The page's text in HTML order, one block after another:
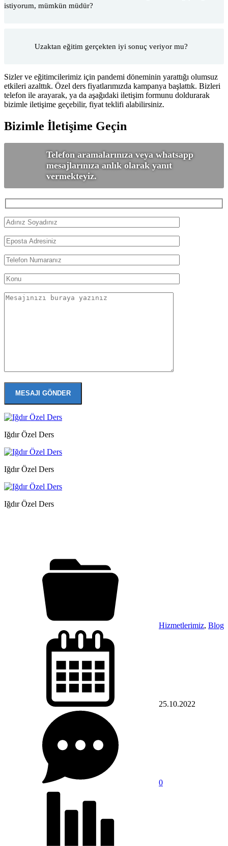
istiyorum, mümkün müdür?
Uzaktan eğitim gerçekten iyi sonuç veriyor mu?
Sizler ve eğitimcilerimiz için pandemi döneminin yarattığı olumsuz
etkileri azalttık. Özel ders fiyatlarımızda kampanya başlattık. Bizleri
telefon ile arayarak, ya da aşağıdaki iletişim formunu doldurarak
bizimle iletişime geçebilir, fiyat teklifi alabilirsiniz.
Bizimle İletişime Geçin
Telefon aramalarınıza veya whatsapp
mesajlarınıza anlık olarak yanıt
vermekteyiz.
Iğdır Özel Ders
Iğdır Özel Ders
Iğdır Özel Ders
Hizmetlerimiz, Blog
25.10.2022
0